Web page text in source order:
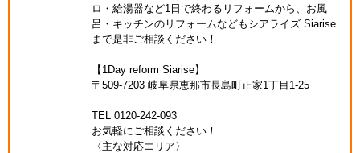
ロ・給湯器など1日で終わるリフォームから、お風
呂・キッチンのリフォームなどもシアライズ Siarise
まで是非ご相談ください！
【1Day reform Siarise】
〒509-7203 岐阜県恵那市長島町正家1丁目1-25
TEL 0120-242-093
お気軽にご相談ください！
〈主な対応エリア〉